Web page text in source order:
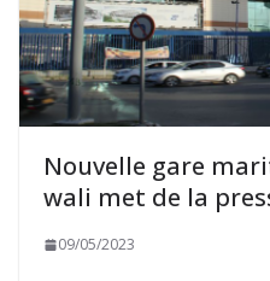
Nouvelle gare
wali met de la
09/05/2023